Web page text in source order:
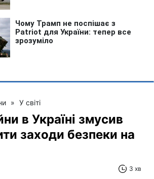
» У світі
в Україні змусив
заходи безпеки на
3 хв